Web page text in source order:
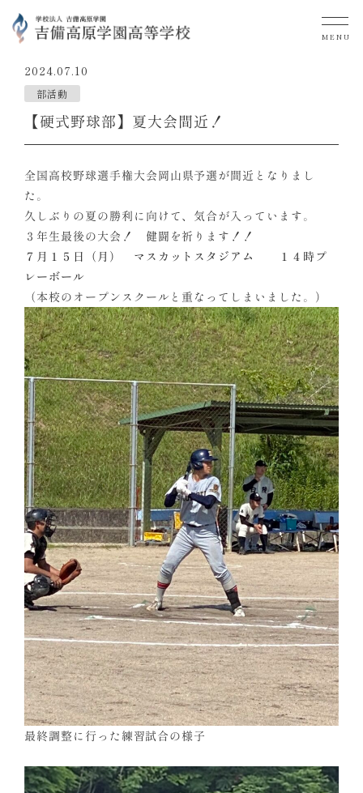
MENU
2024.07.10
部活動
【硬式野球部】夏大会間近！
全国高校野球選手権大会岡山県予選が間近となりまし
た。
久しぶりの夏の勝利に向けて、気合が入っています。
３年生最後の大会！ 健闘を祈ります！！
７月１５日（月） マスカットスタジアム １４時プ
レーボール
（本校のオープンスクールと重なってしまいました。）
最終調整に行った練習試合の様子